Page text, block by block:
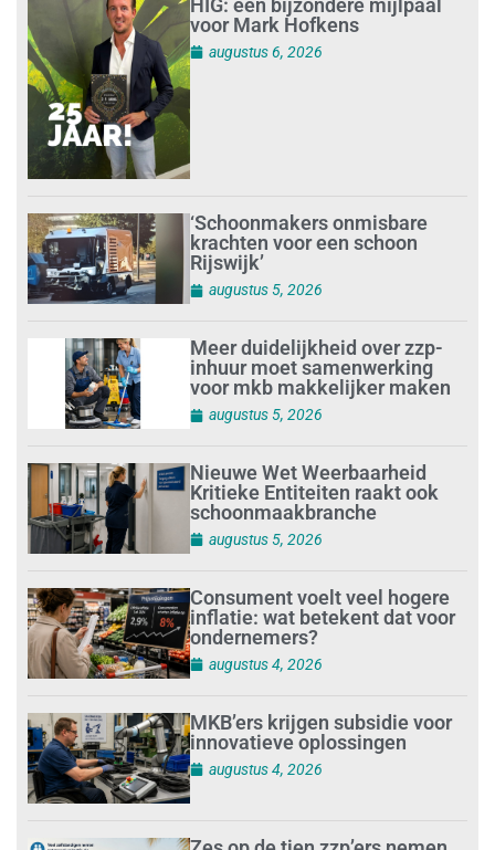
HIG: een bijzondere mijlpaal
voor Mark Hofkens
augustus 6, 2026
‘Schoonmakers onmisbare
krachten voor een schoon
Rijswijk’
augustus 5, 2026
Meer duidelijkheid over zzp-
inhuur moet samenwerking
voor mkb makkelijker maken
augustus 5, 2026
Nieuwe Wet Weerbaarheid
Kritieke Entiteiten raakt ook
schoonmaakbranche
augustus 5, 2026
Consument voelt veel hogere
inflatie: wat betekent dat voor
ondernemers?
augustus 4, 2026
MKB’ers krijgen subsidie voor
innovatieve oplossingen
augustus 4, 2026